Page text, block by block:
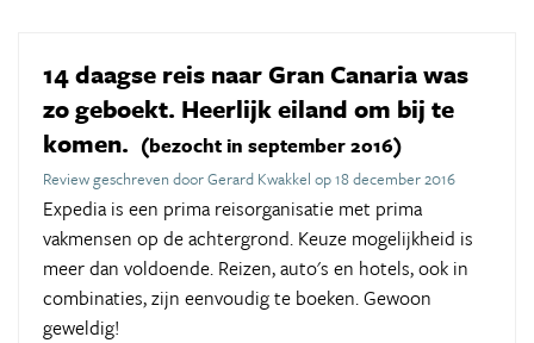
14 daagse reis naar Gran Canaria was
zo geboekt. Heerlijk eiland om bij te
komen. (bezocht in september 2016)
Review geschreven door Gerard Kwakkel op 18 december 2016
Expedia is een prima reisorganisatie met prima
vakmensen op de achtergrond. Keuze mogelijkheid is
meer dan voldoende. Reizen, auto's en hotels, ook in
combinaties, zijn eenvoudig te boeken. Gewoon
geweldig!